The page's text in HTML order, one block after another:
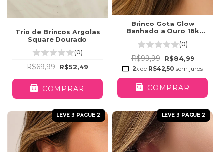
Trio de Brincos Argolas
Square Dourado
(0)
R$69,99 R$52,49
COMPRAR
Brinco Gota Glow
Banhado a Ouro 18k
(0)
R$99,99 R$84,99
2x de R$42,50 sem juros
COMPRAR
LEVE 3 PAGUE 2 LEVE 3 PAGUE 2